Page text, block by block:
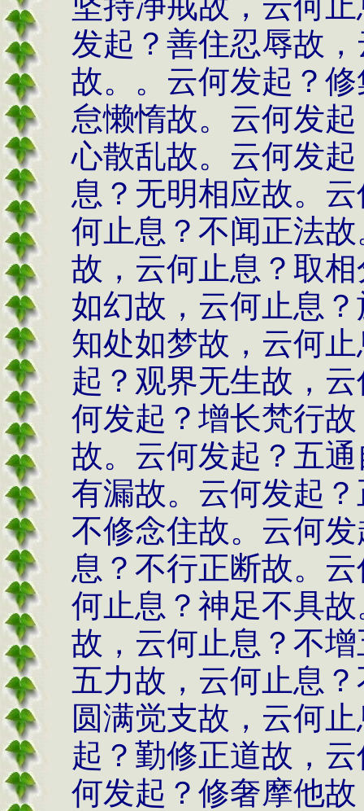
发起？善住忍辱故
故。。云何发起？
怠懒惰故。云何发
心散乱故。云何发
息？无明相应故。
何止息？不闻正法
故，云何止息？取
如幻故，云何止息
知处如梦故，云何
起？观界无生故，
何发起？增长梵行
故。云何发起？五
有漏故。云何发起
不修念住故。云何
息？不行正断故。
何止息？神足不具
故，云何止息？不
五力故，云何止息
圆满觉支故，云何
起？勤修正道故，
何发起？修奢摩他